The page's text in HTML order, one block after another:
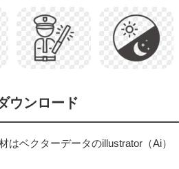
ウンロード
はベクターデータのillustrator（Ai）